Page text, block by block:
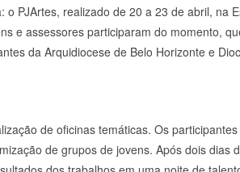
PJArtes, realizado de 20 a 23 de abril, na
e assessores participaram do momento,
da Arquidiocese de Belo Horizonte e
de oficinas temáticas. Os
de grupos de jovens. Após dois dias